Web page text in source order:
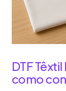
DTF
como